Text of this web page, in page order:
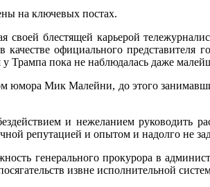
на ключевых постах.
блестящей карьерой
официального представителя
Трампа пока не наблюдалась даже
юмора Мик Малейни, до этого
и нежеланием руководить
репутацией и опытом и надолго не
генерального прокурора в
извне исполнительной